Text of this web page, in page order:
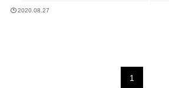
2020.08.27
1